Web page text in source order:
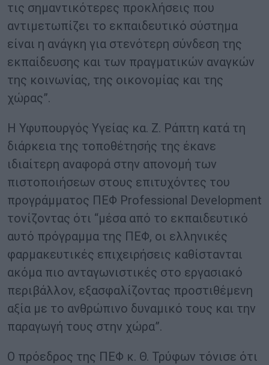
τις σημαντικότερες προκλήσεις που
αντιμετωπίζει το εκπαιδευτικό σύστημα
είναι η ανάγκη για στενότερη σύνδεση της
εκπαίδευσης και των πραγματικών αναγκών
της κοινωνίας, της οικονομίας και της
χώρας”.
Η Υφυπουργός Υγείας κα. Ζ. Ράπτη κατά τη
διάρκεια της τοποθέτησής της έκανε
ιδιαίτερη αναφορά στην απονομή των
πιστοποιήσεων στους επιτυχόντες του
προγράμματος ΠΕΦ Professional Development
τονίζοντας ότι “μέσα από το εκπαιδευτικό
αυτό πρόγραμμα της ΠΕΦ, οι ελληνικές
φαρμακευτικές επιχειρήσεις καθίστανται
ακόμα πιο ανταγωνιστικές στο εργασιακό
περιβάλλον, εξασφαλίζοντας προστιθέμενη
αξία με το ανθρώπινο δυναμικό τους και την
παραγωγή τους στην χώρα”.
Ο πρόεδρος της ΠΕΦ κ. Θ. Τρύφων τόνισε ότι